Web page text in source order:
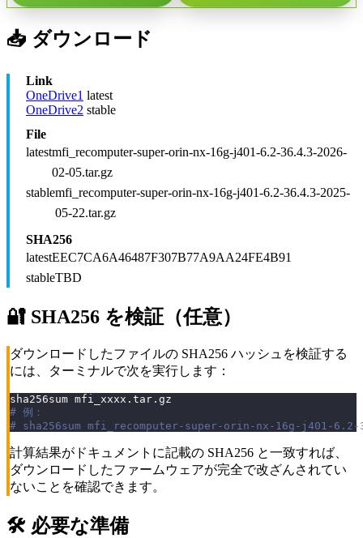
📥 ダウンロード
Link
OneDrive1 latest
OneDrive2 stable
File
latestmfi_recomputer-super-orin-nx-16g-j401-6.2-36.4.3-2026-
02-05.tar.gz
stablemfi_recomputer-super-orin-nx-16g-j401-6.2-36.4.3-2025-
05-22.tar.gz
SHA256
latestEEC7CA6A46487F307B77A9AA24FE4B91
stableTBD
🔐 SHA256 を検証（任意）
ダウンロードしたファイルの SHA256 ハッシュを検証する
には、ターミナルで次を実行します：
sha256sum mfi_xxxx.tar.gz
# 例：
# sha256sum mfi_recomputer-super-orin-nx-16g-j401-
計算結果がドキュメントに記載の SHA256 と一致すれば、
ダウンロードしたファームウェアが完全で改ざんされてい
ないことを確認できます。
🛠️ 必要な準備